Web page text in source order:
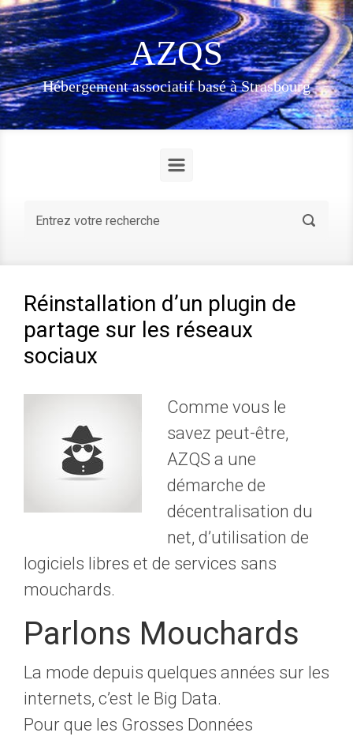
Skip to main content
AZQS
Hébergement associatif basé à Strasbourg
Réinstallation d’un plugin de
partage sur les réseaux
sociaux
Comme vous le
savez peut-être,
AZQS a une
démarche de
décentralisation du
net, d’utilisation de
logiciels libres et de services sans
mouchards.
Parlons Mouchards
La mode depuis quelques années sur les
internets, c’est le Big Data.
Pour que les Grosses Données